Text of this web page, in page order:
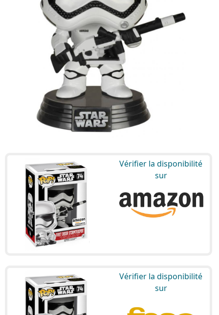
Vérifier la disponibilité
sur
Vérifier la disponibilité
sur